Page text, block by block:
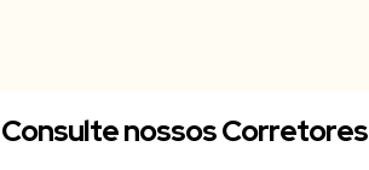
Consulte nossos Corretores